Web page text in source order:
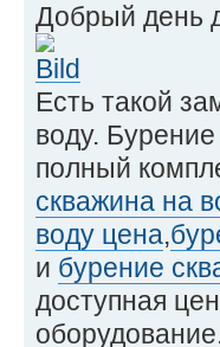
Добрый день
Есть такой
воду.
полный
скважина на
воду цена,
и бурение
доступная